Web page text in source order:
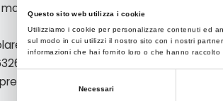
Questo sito web utilizza i cookie
Utilizziamo i cookie per personalizzare contenuti ed
sul modo in cui utilizzi il nostro sito con i nostri
informazioni che hai fornito loro o che hanno raccolto
Necessari
informazioni e possibilità di
il Titolare del trattamento dei dati. ai
contattabile ai seguenti
pro tempore.